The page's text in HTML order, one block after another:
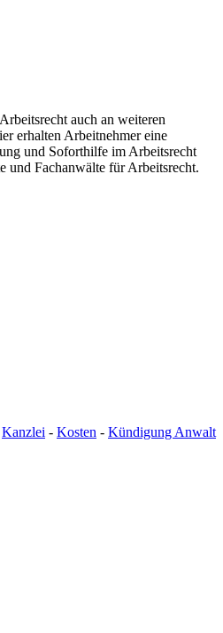
auch an weiteren
erhalten Arbeitnehmer eine
und Soforthilfe im Arbeitsrecht
und Fachanwälte für Arbeitsrecht.
Kanzlei - Kosten - Kündigung Anwalt